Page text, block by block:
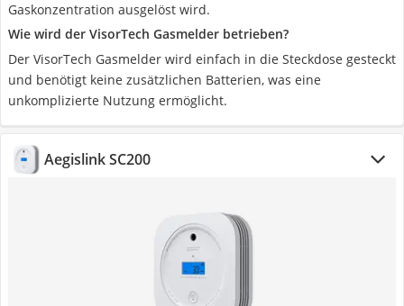
Gaskonzentration ausgelöst wird.
Wie wird der VisorTech Gasmelder betrieben?
Der VisorTech Gasmelder wird einfach in die Steckdose gesteckt
und benötigt keine zusätzlichen Batterien, was eine
unkomplizierte Nutzung ermöglicht.
Aegislink SC200